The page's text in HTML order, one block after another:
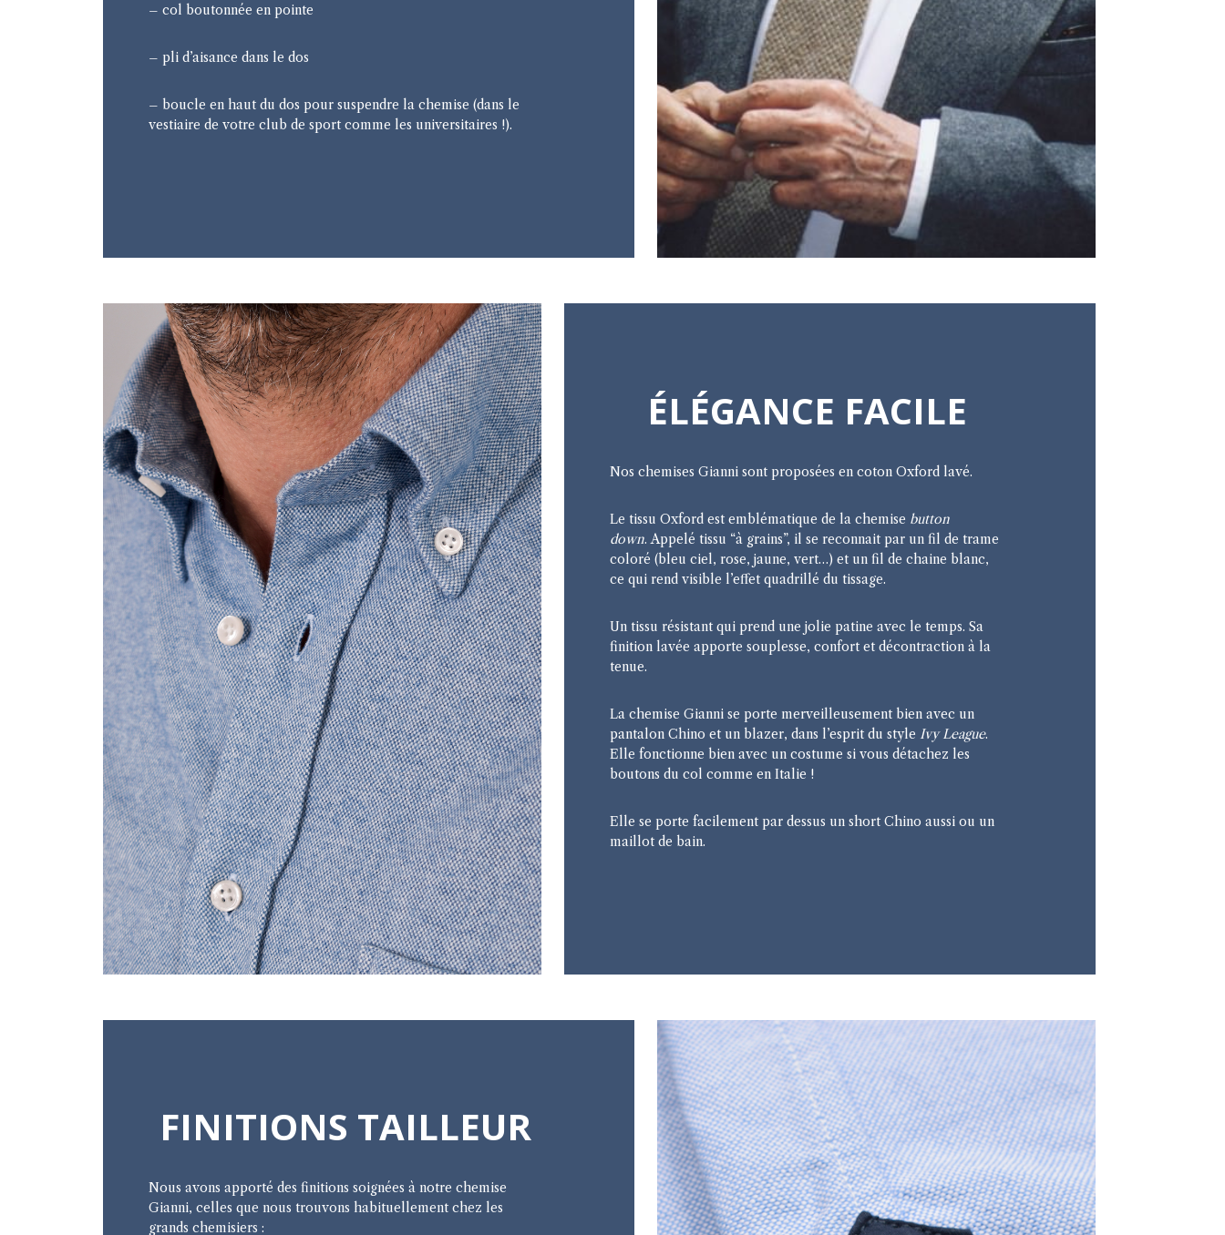
– col boutonnée en pointe
– pli d’aisance dans le dos
– boucle en haut du dos pour suspendre la chemise (dans le
vestiaire de votre club de sport comme les universitaires !).
ÉLÉGANCE FACILE
Nos chemises Gianni sont proposées en coton Oxford lavé.
Le tissu Oxford est emblématique de la chemise button
down. Appelé tissu “à grains”, il se reconnait par un fil de trame
coloré (bleu ciel, rose, jaune, vert…) et un fil de chaine blanc,
ce qui rend visible l’effet quadrillé du tissage.
Un tissu résistant qui prend une jolie patine avec le temps. Sa
finition lavée apporte souplesse, confort et décontraction à la
tenue.
La chemise Gianni se porte merveilleusement bien avec un
pantalon Chino et un blazer, dans l’esprit du style Ivy League.
Elle fonctionne bien avec un costume si vous détachez les
boutons du col comme en Italie !
Elle se porte facilement par dessus un short Chino aussi ou un
maillot de bain.
FINITIONS TAILLEUR
Nous avons apporté des finitions soignées à notre chemise
Gianni, celles que nous trouvons habituellement chez les
grands chemisiers :